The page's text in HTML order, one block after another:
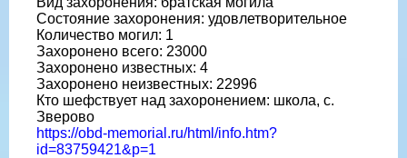
Состояние захоронения: удовлетворительное
Количество могил: 1
Захоронено всего: 23000
Захоронено известных: 4
Захоронено неизвестных: 22996
Кто шефствует над захоронением: школа, с.
Зверово
https://obd-memorial.ru/html/info.htm?
id=83759421&p=1